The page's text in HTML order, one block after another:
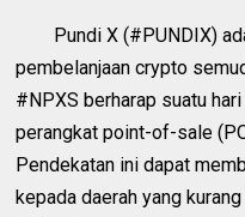
Pundi X (#PUNDIX)
pembelanjaan crypto
#NPXS berharap suatu
perangkat point-of-sale
Pendekatan ini dapat
kepada daerah yang